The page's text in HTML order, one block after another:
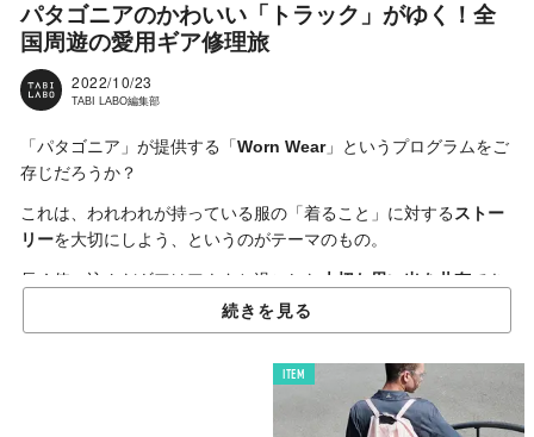
パタゴニアのかわいい「トラック」がゆく！全
国周遊の愛用ギア修理旅
2022/10/23
TABI LABO編集部
「パタゴニア」が提供する「Worn Wear」というプログラムをご
存じだろうか？
これは、われわれが持っている服の「着ること」に対するストー
リーを大切にしよう、というのがテーマのもの。
長く使い込んだギアはアナタと過ごした 大切な思い出を共有 でき
る、言わば相棒だ。そんなギアをもう修理ができないところまで
使い込み、そうなったものに対してリサイクル手段を提供すると
いう、なんともステキなプログラム。
を訪問するイベント
」となって催される。
続きを見る
ITEM